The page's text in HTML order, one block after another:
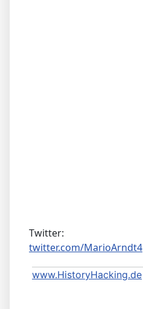
Twitter:
twitter.com/MarioArndt4
www.HistoryHacking.de